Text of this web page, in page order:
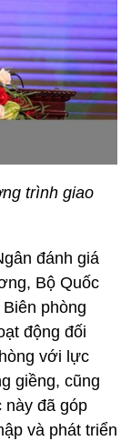
trình giao
đánh giá
Bộ Quốc
phòng
động đối
với lực
giềng, cũng
đã góp
và phát triển